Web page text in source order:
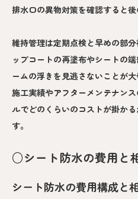
排水口の異物対策を確認すると後
維持管理は定期点検と早めの部
ップコートの再塗布やシートの
ームの浮きを見逃さないことが
施工実績やアフターメンテナン
ルでどのくらいのコストが掛か
す。
○シート防水の費用と
シート防水の費用構成と